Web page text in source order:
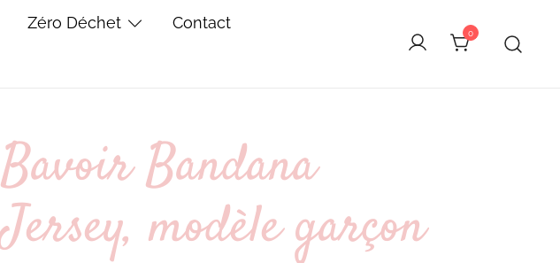
Zéro Déchet Contact
0
Bavoir Bandana
Jersey, modèle garçon